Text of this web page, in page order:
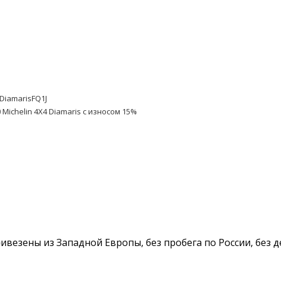
4X4 Diamaris с износом 15%
из Западной Европы, без пробега по России, без